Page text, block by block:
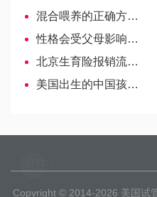
混合喂养的正确方法！三点尤为需要注意！
性格会受父母影响吗？孩子性格该怎样培养
北京生育险报销流程分享，异地也可申请，只是材料有区别
美国出生的中国孩子数量正在上升原因
Copyright © 2014-2026 美国试